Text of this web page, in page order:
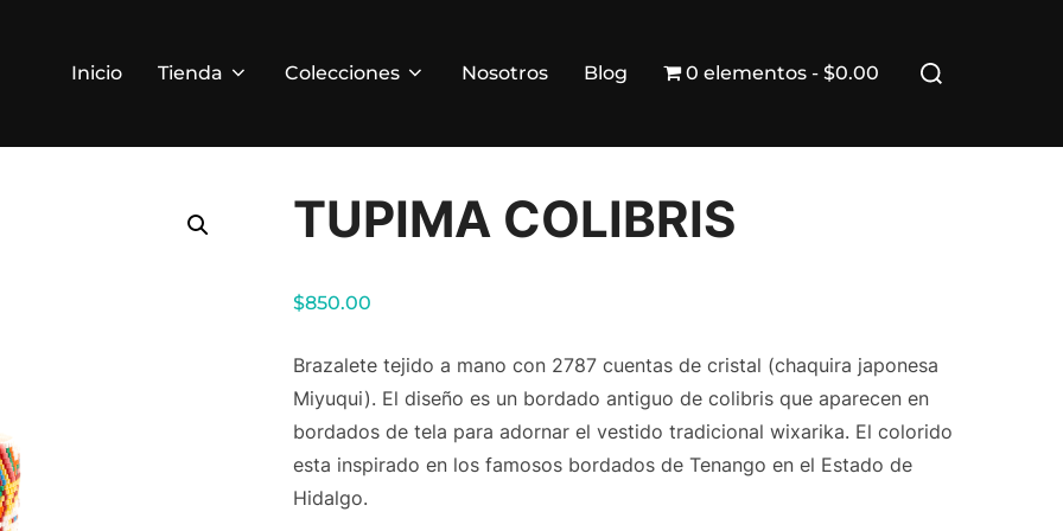
Inicio Tienda Colecciones Nosotros Blog 0 elementos $0.00
Buscar:
TUPIMA COLIBRIS
$850.00
Brazalete tejido a mano con 2787 cuentas de cristal (chaquira japonesa
Miyuqui). El diseño es un bordado antiguo de colibris que aparecen en
bordados de tela para adornar el vestido tradicional wixarika. El colorido
esta inspirado en los famosos bordados de Tenango en el Estado de
Hidalgo.